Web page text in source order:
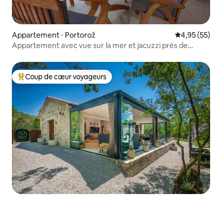
Appartement ⋅ Portorož Évaluation
4,95 (55)
Appartement avec vue sur la mer et jacuzzi près de
Coups de cœur voyageurs les plus appréciés
Coup de cœur voyageurs